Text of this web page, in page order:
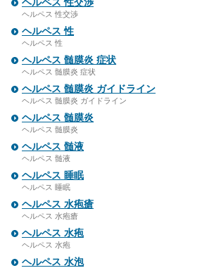
ヘルペス 性交渉
ヘルペス 性交渉
ヘルペス 性
ヘルペス 性
ヘルペス 髄膜炎 症状
ヘルペス 髄膜炎 症状
ヘルペス 髄膜炎 ガイドライン
ヘルペス 髄膜炎 ガイドライン
ヘルペス 髄膜炎
ヘルペス 髄膜炎
ヘルペス 髄液
ヘルペス 髄液
ヘルペス 睡眠
ヘルペス 睡眠
ヘルペス 水疱瘡
ヘルペス 水疱瘡
ヘルペス 水疱
ヘルペス 水疱
ヘルペス 水泡